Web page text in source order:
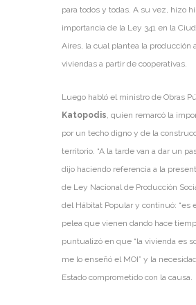
para todos y todas. A su vez, hizo
importancia de la Ley 341 en la
Aires, la cual plantea la producción
viviendas a partir de cooperativas.
Luego habló el ministro de Obras
Katopodis, quien remarcó la
por un techo digno y de la
territorio. “A la tarde van a dar un
dijo haciendo referencia a la
de Ley Nacional de Producción
del Hábitat Popular y continuó: “es
pelea que vienen dando hace
puntualizó en que “la vivienda es
me lo enseñó el MOI” y la
Estado comprometido con la causa.